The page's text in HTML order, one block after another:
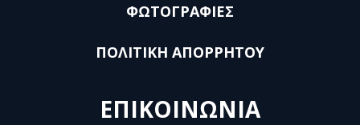
ΦΩΤΟΓΡΑΦΙΕΣ
ΠΟΛΙΤΙΚΗ ΑΠΟΡΡΗΤΟΥ
ΕΠΙΚΟΙΝΩΝΙΑ